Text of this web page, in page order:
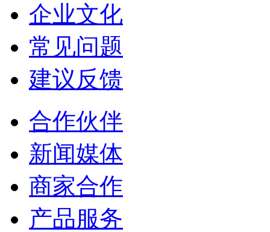
企业文化
常见问题
建议反馈
合作伙伴
新闻媒体
商家合作
产品服务